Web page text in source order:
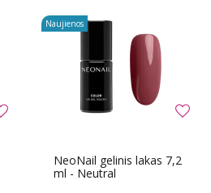
NeoNail gelinis lakas 7,2
ml - Neutral
Naujienos